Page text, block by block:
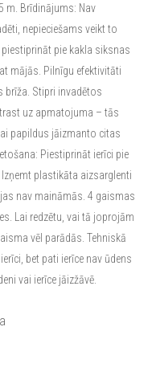
m. Brīdinājums: Nav
nepieciešams veikt to
pie kakla siksnas
mājās. Pilnīgu efektivitāti
brīža. Stipri invadētos
uz apmatojuma – tās
papildus jāizmanto citas
Piestiprināt ierīci pie
plastikāta aizsarglenti
nav maināmās. 4 gaismas
Lai redzētu, vai tā joprojām
vēl parādās. Tehniskā
bet pati ierīce nav ūdens
vai ierīce jāizžāvē.